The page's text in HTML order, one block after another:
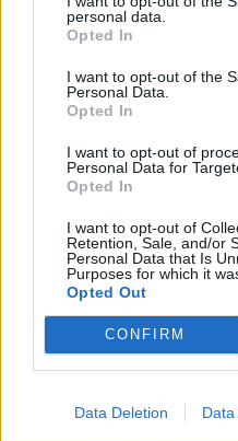
personal data.
Opted In
I want to opt-out of the
Personal Data.
Opted In
I want to opt-out of
Personal Data for
Opted In
I want to opt-out of
Retention, Sale, and/or
Personal Data that Is
Purposes for which it
Opted Out
CONFIRM
Data Deletion Data
Ηλεκτροκίνηση: Οι
παρόχων ενέργειας